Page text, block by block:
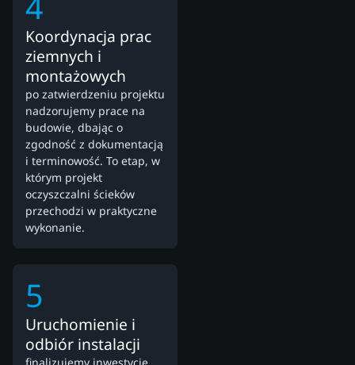
Koordynacja prac
ziemnych i
montażowych
po zatwierdzeniu projektu
nadzorujemy prace na
budowie, dbając o
zgodność z dokumentacją
i terminowość. To etap, w
którym projekt
oczyszczalni ścieków
przechodzi w praktyczne
wykonanie.
5
Uruchomienie i
odbiór instalacji